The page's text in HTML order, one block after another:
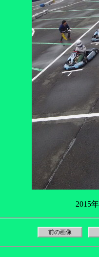
2015
前の画像